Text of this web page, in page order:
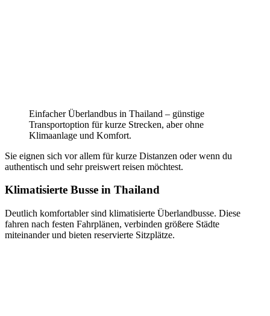
Einfacher Überlandbus in Thailand – günstige
Transportoption für kurze Strecken, aber ohne
Klimaanlage und Komfort.
Sie eignen sich vor allem für kurze Distanzen oder wenn du
authentisch und sehr preiswert reisen möchtest.
Klimatisierte Busse in Thailand
Deutlich komfortabler sind klimatisierte Überlandbusse. Diese
fahren nach festen Fahrplänen, verbinden größere Städte
miteinander und bieten reservierte Sitzplätze.